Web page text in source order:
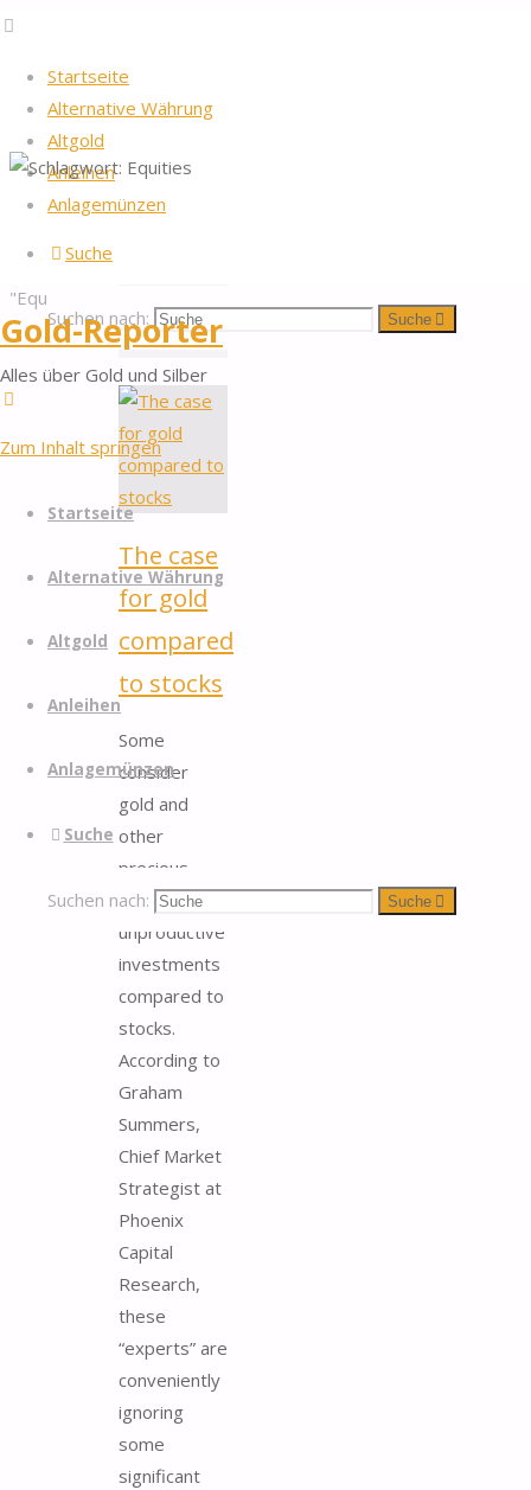
Startseite
Alternative Währung
Altgold
Anleihen
Anlagemünzen
Suche
Suchen nach: Suche
Gold-Reporter
Alles über Gold und Silber
Zum Inhalt springen
Startseite
Alternative Währung
Altgold
Anleihen
Anlagemünzen
Suche
Suchen nach: Suche
Startseite
verschlagwortet
"Equities"
Equities
The case
for gold
compared
to stocks
Some
consider
gold and
other
precious
metals to be
unproductive
investments
compared to
stocks.
According to
Graham
Summers,
Chief Market
Strategist at
Phoenix
Capital
Research,
these
“experts” are
conveniently
ignoring
some
significant